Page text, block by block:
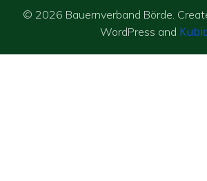
© 2026 Bauernverband Börde.
WordPress and